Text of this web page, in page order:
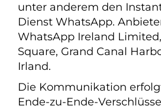
unter anderem den
Dienst WhatsApp.
WhatsApp Ireland
Square, Grand Canal
Irland.
Die Kommunikation
Ende-zu-Ende-